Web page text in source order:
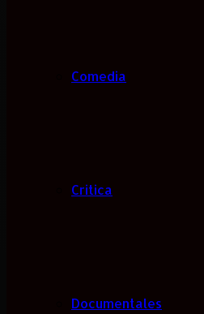
Comedia
Critica
Documentales